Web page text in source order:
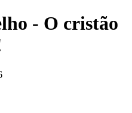
- O cristão